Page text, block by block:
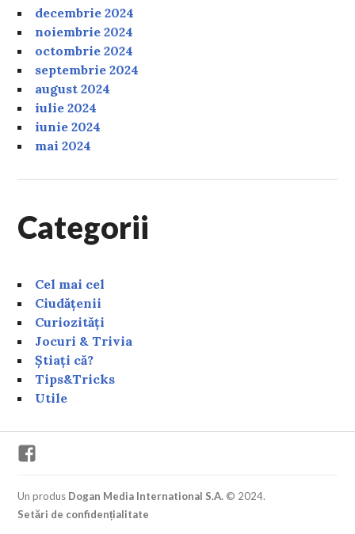
decembrie 2024
noiembrie 2024
octombrie 2024
septembrie 2024
august 2024
iulie 2024
iunie 2024
mai 2024
Categorii
Cel mai cel
Ciudățenii
Curiozități
Jocuri & Trivia
Știați că?
Tips&Tricks
Utile
Un produs Dogan Media International S.A. © 2024.
Setări de confidențialitate